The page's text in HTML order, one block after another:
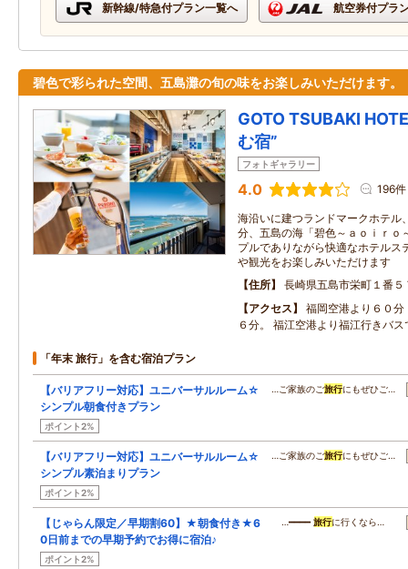
新幹線/特急付プラン一覧へ 航空券付プラ
碧色で彩られた空間、五島灘の旬の味をお楽しみいただけます。
GOTO TSUBAKI
む宿”
フォトギャラリー
4.0 196件
海沿いに建つランドマークホテル
分、五島の海「碧色～ａｏｉｒｏ
プルでありながら快適なホテルス
や観光をお楽しみいただけます
住所
長崎県五島市栄町１番５
アクセス
福岡空港より６０
６分。 福江空港より福江行きバ
「年末 旅行」を含む宿泊プラン
【バリアフリー対応】ユニバーサルルーム☆
シンプル朝食付きプラン
ポイント2%
…ご家族のご旅行にもぜひご…
【バリアフリー対応】ユニバーサルルーム☆
シンプル素泊まりプラン
ポイント2%
…ご家族のご旅行にもぜひご…
【じゃらん限定／早期割60】★朝食付き★6
0日前までの早期予約でお得に宿泊♪
ポイント2%
…━━━━旅行に行くなら…